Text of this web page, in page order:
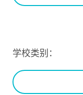
学校类别：